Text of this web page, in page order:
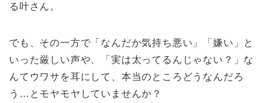
る叶さん。
でも、その一方で「なんだか気持ち悪い」「嫌い」と
いった厳しい声や、「実は太ってるんじゃない？」な
んてウワサを耳にして、本当のところどうなんだろ
う…とモヤモヤしていませんか？